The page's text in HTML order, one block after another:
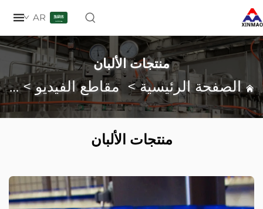
منتجات الألبان
الرئيسية>مقاطع الفيديو> منتجات
منتجات الألبان